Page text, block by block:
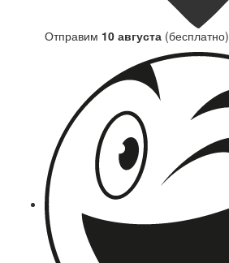
Отправим 10 августа (бесплатно)